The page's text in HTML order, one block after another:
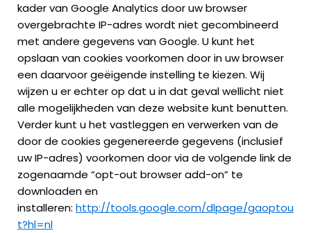
kader van Google Analytics door uw browser
overgebrachte IP-adres wordt niet gecombineerd
met andere gegevens van Google. U kunt het
opslaan van cookies voorkomen door in uw browser
een daarvoor geëigende instelling te kiezen. Wij
wijzen u er echter op dat u in dat geval wellicht niet
alle mogelijkheden van deze website kunt benutten.
Verder kunt u het vastleggen en verwerken van de
door de cookies gegenereerde gegevens (inclusief
uw IP-adres) voorkomen door via de volgende link de
zogenaamde “opt-out browser add-on” te
downloaden en
installeren: http://tools.google.com/dlpage/gaoptou
t?hl=nl